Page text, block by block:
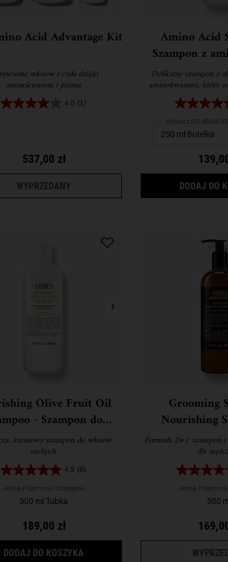
Acid Advantage Kit
włosów i ciała dzięki
aminokwasom i piżmu
4.0 (1)
537,00 zł
WYPRZEDANY THE AMINO ACID ADVANTAGE KIT
Amino Acid
Szampon z
Delikatny szampon z
aminokwasami, który
Wybierz
DODAJ DO
Olive Fruit Oil
- Szampon do
włosów suchych
kremowy szampon do włosów
suchych.
4.9 (8)
Jedna Pojemność Dostępna
500 ml Tubka
189,00 zł
DODAJ DO KOSZYKA NOURISHING OLIVE FRUIT OIL
Grooming
Nourishing
Conditioner
odżywka do
Formuła 2w1: szampon
dla
Jedna
500